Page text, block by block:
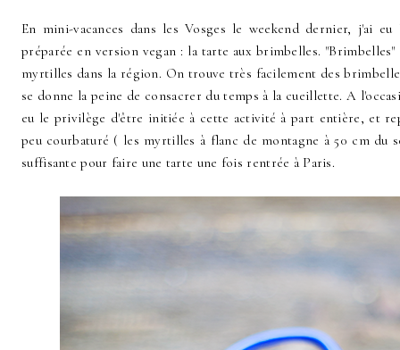
En mini-vacances dans les Vosges le weekend dernier, j'ai
préparée en version vegan : la tarte aux brimbelles.
myrtilles dans la région. On trouve très facilement des
se donne la peine de consacrer du temps à la cueillette. A
eu le privilège d'être initiée à cette activité à part entière, et
peu courbaturé ( les myrtilles à flanc de montagne à 50 cm du
suffisante pour faire une tarte une fois rentrée à Paris.